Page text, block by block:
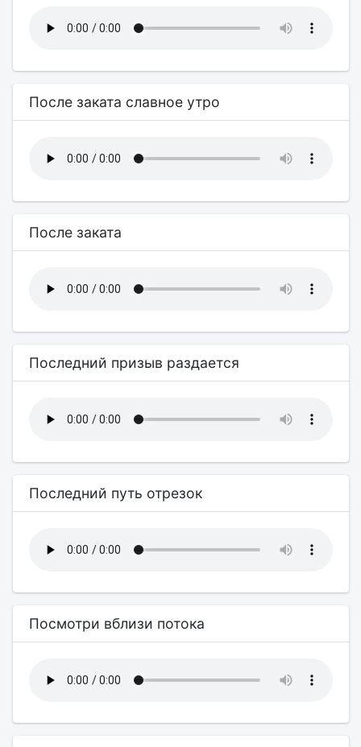
После заката славное утро
После заката
Последний призыв раздается
Последний путь отрезок
Посмотри вблизи потока